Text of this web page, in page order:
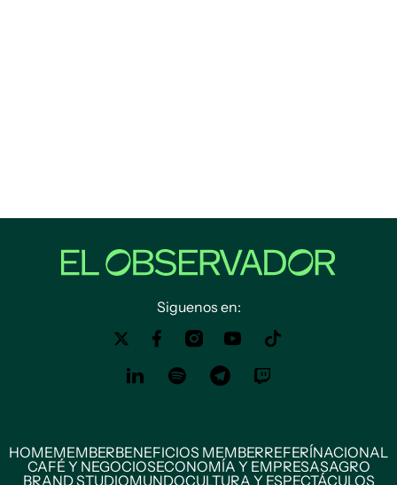
Siguenos en:
HOMEMEMBERBENEFICIOS MEMBERREFERÍNACIONAL
CAFÉ Y NEGOCIOSECONOMÍA Y EMPRESASAGRO
BRAND STUDIOMUNDOCULTURA Y ESPECTÁCULOS